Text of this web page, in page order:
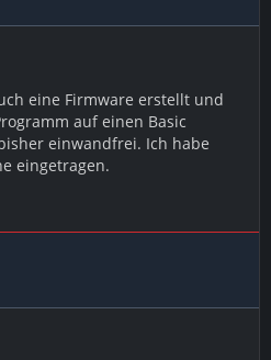
eine Firmware erstellt und
auf einen Basic
einwandfrei. Ich habe
eingetragen.